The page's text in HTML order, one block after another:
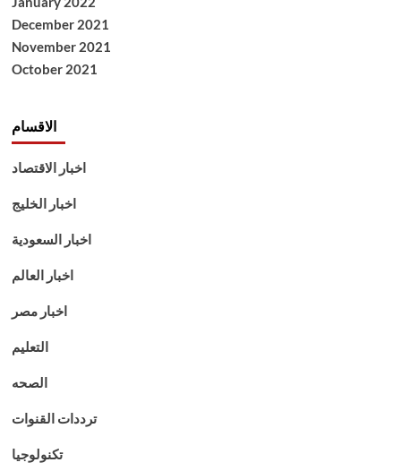
December 2021
November 2021
October 2021
الاقسام
اخبار الاقتصاد
اخبار الخليج
اخبار السعودية
اخبار العالم
اخبار مصر
التعليم
الصحه
ترددات القنوات
تكنولوجيا